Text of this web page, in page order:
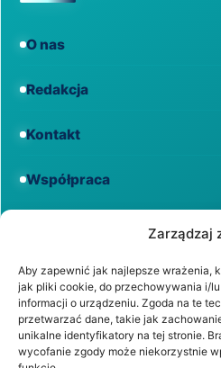
Zarządzaj
Aby zapewnić jak najlepsze wrażenia,
jak pliki cookie, do przechowywania i/
informacji o urządzeniu. Zgoda na te
przetwarzać dane, takie jak
unikalne identyfikatory na tej stronie.
wycofanie zgody może niekorzystnie
O nas
Redakcja
Kontakt
Współpraca
Regulamin
Polityka prywatności